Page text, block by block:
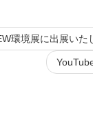
環境展に出展いた